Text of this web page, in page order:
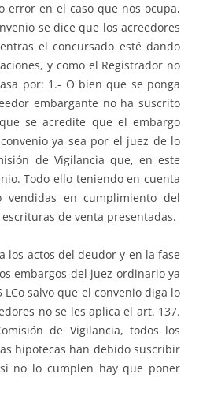
error en el caso que nos ocupa,
se dice que los acreedores
el concursado esté dando
y como el Registrador no
por: 1.- O bien que se ponga
embargante no ha suscrito
se acredite que el embargo
ya sea por el juez de lo
de Vigilancia que, en este
Todo ello teniendo en cuenta
en cumplimiento del
de venta presentadas.
los actos del deudor y en la fase
embargos del juez ordinario ya
salvo que el convenio diga lo
no se les aplica el art. 137.
de Vigilancia, todos los
hipotecas han debido suscribir
no lo cumplen hay que poner